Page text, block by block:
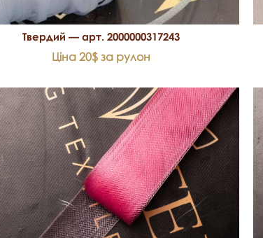
Твердий — арт. 2000000317243
Ціна 20$ за рулон